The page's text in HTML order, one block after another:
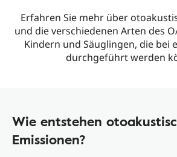
Erfahren Sie mehr über
und die verschiedenen Arten des
Kindern und Säuglingen, die bei
durchgeführt werden
Wie entstehen
Emissionen?